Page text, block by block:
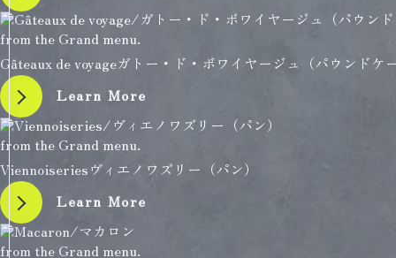
from the Grand menu.
Gâteaux de voyageガトー・ド・ボワイヤージュ（パウンドケ
Learn More
from the Grand menu.
Viennoiseriesヴィエノワズリー（パン）
Learn More
from the Grand menu.